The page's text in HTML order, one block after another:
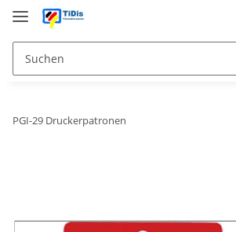
PGI-29 Druckerpatronen